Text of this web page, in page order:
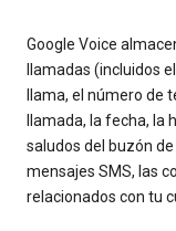
Google Voice
llamadas (incluidos
llama, el número de
llamada, la fecha, la
saludos del buzón
mensajes SMS, las
relacionados con tu